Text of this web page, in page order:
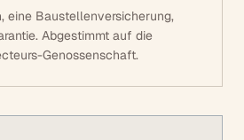
eine Baustellenversicherung,
Abgestimmt auf die
Genossenschaft.